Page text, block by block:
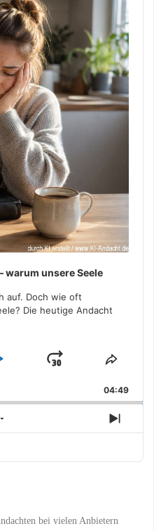
warum unsere Seele
auf. Doch wie oft
Die heutige Andacht
Jump
Forward
Share
04:49
Next
bei vielen Anbietern